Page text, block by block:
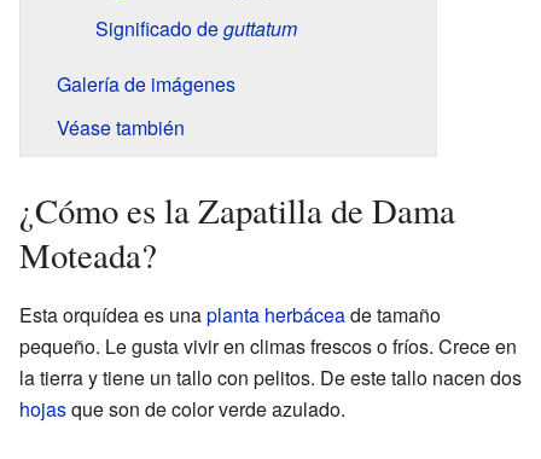
Significado deguttatum
Galería de imágenes
Véase también
¿Cómo es la Zapatilla de Dama
Moteada?
Esta orquídea es unaplanta herbáceade tamaño
pequeño. Le gusta vivir en climas frescos o fríos. Crece en
la tierra y tiene un tallo con pelitos. De este tallo nacen dos
hojasque son de color verde azulado.